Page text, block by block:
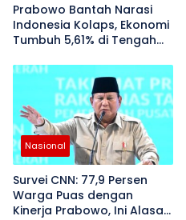
Prabowo Bantah Narasi
Indonesia Kolaps, Ekonomi
Tumbuh 5,61% di Tengah
Nasional
Survei CNN: 77,9 Persen
Warga Puas dengan
Kinerja Prabowo, Ini Alasan